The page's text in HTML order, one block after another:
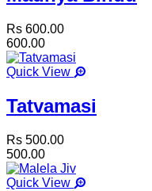
Rs 600.00
600.00
Quick View
Tatvamasi
Rs 500.00
500.00
Quick View